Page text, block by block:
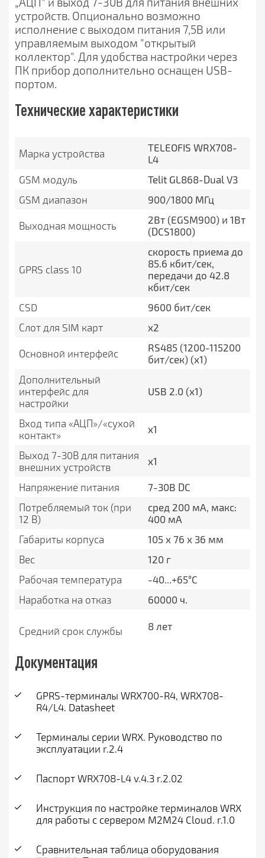
устройств. Опционально возможно
исполнение с выходом питания 7,5В или
управляемым выходом "открытый
коллектор". Для удобства настройки через
ПК прибор дополнительно оснащен USB-
портом.
Технические характеристики
Марка устройства
TELEOFIS WRX708-
L4
GSM модуль
Telit GL868-Dual V3
GSM диапазон
900/1800 МГц
Выходная мощность
2Вт (EGSM900) и 1Вт
(DCS1800)
GPRS class 10
скорость приема до
85.6 кбит/сек,
передачи до 42.8
кбит/сек
CSD
9600 бит/сек
Слот для SIM карт
х2
Основной интерфейс
RS485 (1200-115200
бит/сек) (х1)
Дополнительный
интерфейс для
настройки
USB 2.0 (х1)
Вход типа «АЦП»/«сухой
контакт»
х1
Выход 7-30В для питания
внешних устройств
х1
Напряжение питания
7-30В DC
Потребляемый ток (при
12 В)
сред 200 мА, макс:
400 мА
Габариты корпуса
105 x 76 x 36 мм
Вес
120 г
Рабочая температура
-40...+65°C
Наработка на отказ
60000 ч.
Средний срок службы 8 лет
Документация
GPRS-терминалы WRX700-R4, WRX708-
R4/L4. Datasheet
Терминалы серии WRX. Руководство по
эксплуатации r.2.4
Паспорт WRX708-L4 v.4.3 r.2.02
Инструкция по настройке терминалов WRX
для работы с сервером M2M24 Cloud. r.1.0
Сравнительная таблица оборудования